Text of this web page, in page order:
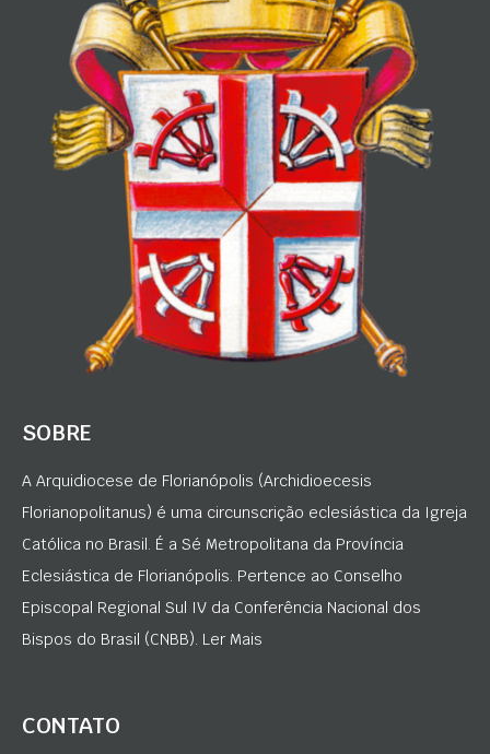
SOBRE
A Arquidiocese de Florianópolis (Archidioecesis
Florianopolitanus) é uma circunscrição eclesiástica da Igreja
Católica no Brasil. É a Sé Metropolitana da Província
Eclesiástica de Florianópolis. Pertence ao Conselho
Episcopal Regional Sul IV da Conferência Nacional dos
Bispos do Brasil (CNBB). Ler Mais
CONTATO